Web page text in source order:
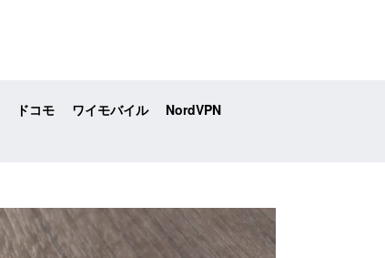
ドコモ ワイモバイル
NordVPN